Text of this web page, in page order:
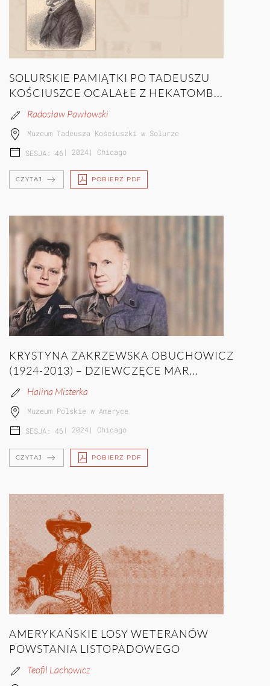
SOLURSKIE PAMIĄTKI PO TADEUSZU
KOŚCIUSZCE OCALAŁE Z HEKATOMB...
Radosław Pawłowski
Muzeum Tadeusza Kościuszki w Solurze
SESJA: 46 | 2024| Chicago
CZYTAJ POBIERZ PDF
KRYSTYNA ZAKRZEWSKA OBUCHOWICZ
(1924-2013) – DZIEWCZĘCE MAR...
Halina Misterka
Muzeum Polskie w Ameryce
SESJA: 46 | 2024| Chicago
CZYTAJ POBIERZ PDF
AMERYKAŃSKIE LOSY WETERANÓW
POWSTANIA LISTOPADOWEGO
Teofil Lachowicz